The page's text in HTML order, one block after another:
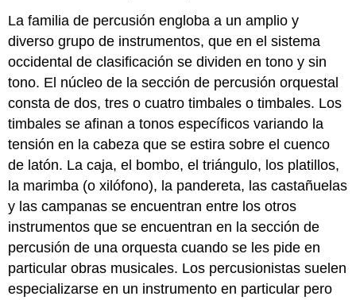
La familia de percusión engloba a un amplio y
diverso grupo de instrumentos, que en el sistema
occidental de clasificación se dividen en tono y sin
tono. El núcleo de la sección de percusión orquestal
consta de dos, tres o cuatro timbales o timbales. Los
timbales se afinan a tonos específicos variando la
tensión en la cabeza que se estira sobre el cuenco
de latón. La caja, el bombo, el triángulo, los platillos,
la marimba (o xilófono), la pandereta, las castañuelas
y las campanas se encuentran entre los otros
instrumentos que se encuentran en la sección de
percusión de una orquesta cuando se les pide en
particular obras musicales. Los percusionistas suelen
especializarse en un instrumento en particular pero